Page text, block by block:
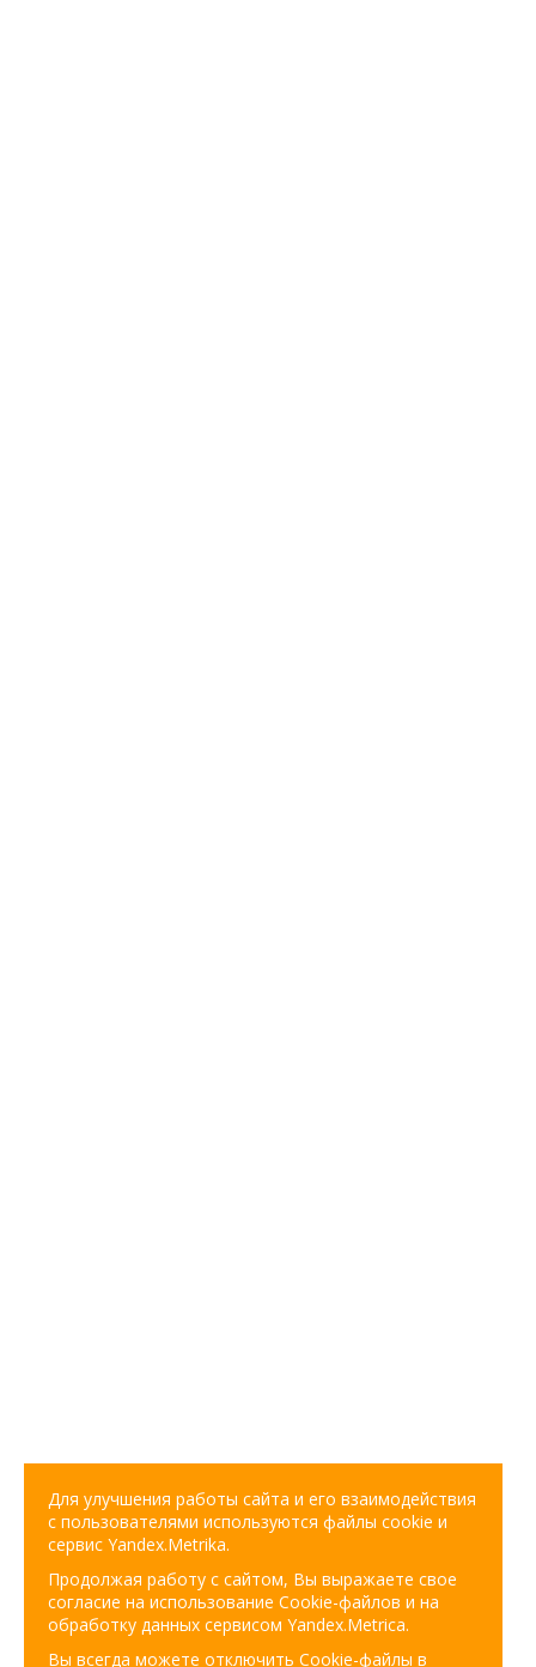
Для улучшения работы сайта и его взаимодействия
с пользователями используются файлы cookie и
сервис Yandex.Metrika.
Продолжая работу с сайтом, Вы выражаете свое
согласие на использование Cookie-файлов и на
обработку данных сервисом Yandex.Metrica.
Вы всегда можете отключить Cookie-файлы в